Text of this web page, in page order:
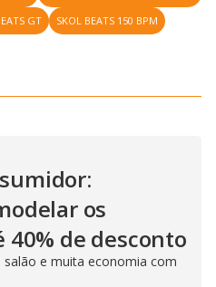
GT SKOL BEATS 150 BPM
os
40% de desconto
salão e muita economia com